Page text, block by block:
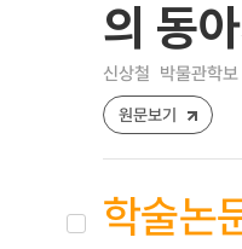
의 동
신상철 박물관학
원문보기
학술논